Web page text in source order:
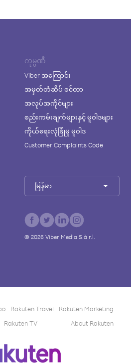
ကုမ္ပဏီ
Viber အကြောင်း
အမှတ်တံဆိပ် စင်တာ
အလုပ်အကိုင်များ
စည်းကမ်းချက်များနှင့် မူဝါဒများ
ကိုယ်ရေးလုံခြုံမှု မူဝါဒ
Customer Complaints Code
မြန်မာ
© 2026Viber Media S.à r.l.
Rakuten Travel
Rakuten Marketing
Rakuten TV About Rakuten